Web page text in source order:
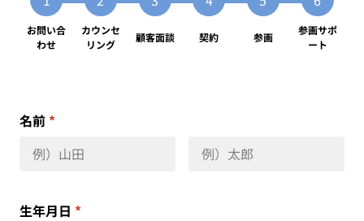
お問い合
わせ
カウンセ
リング
顧客面談 契約 参画
参画サポ
ート
名前 *
生年月日 *